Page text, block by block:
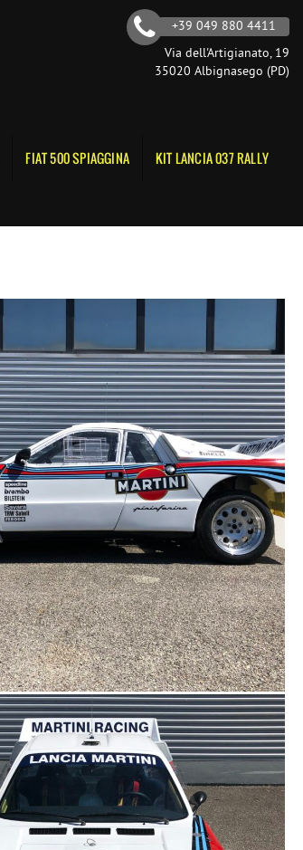
+39 049 880 4411
Via dell'Artigianato, 19
35020 Albignasego (PD)
FIAT 500 SPIAGGINA KIT LANCIA 037 RALLY